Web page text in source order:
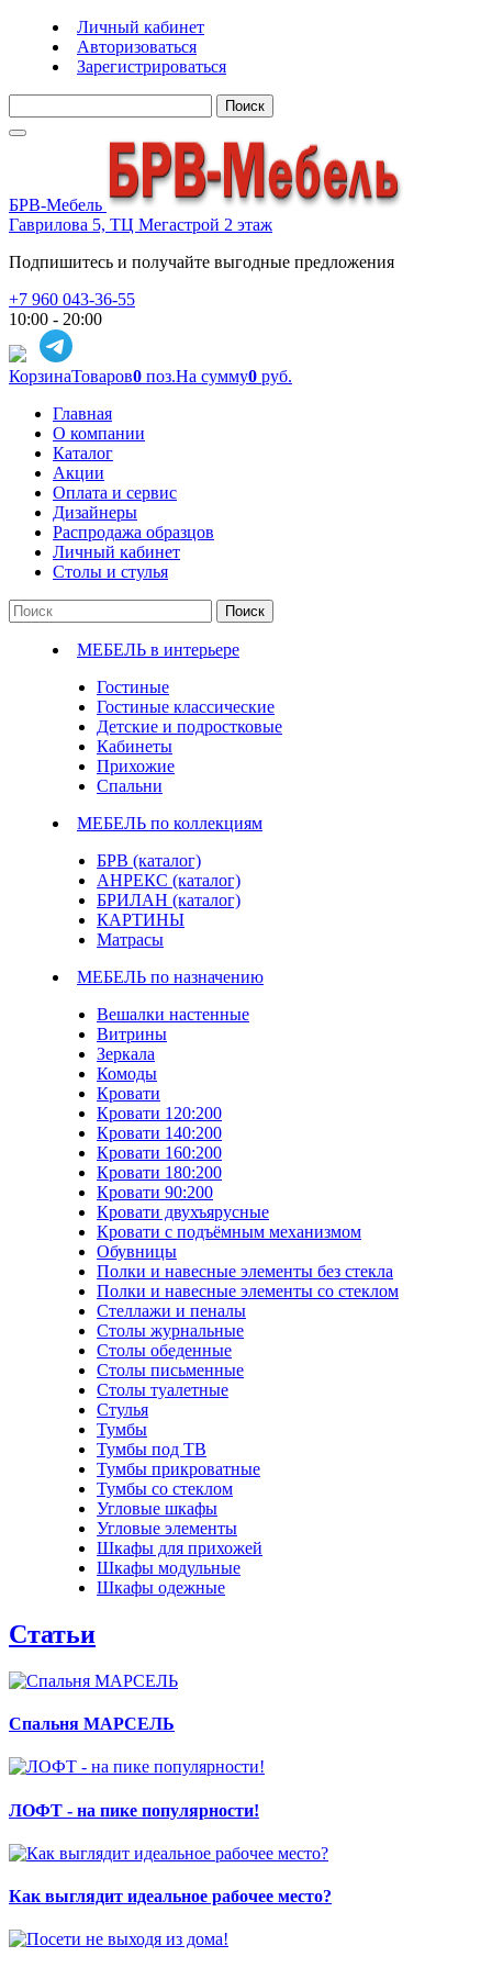
Личный кабинет
Авторизоваться
Зарегистрироваться
Поиск
БРВ-Мебель
Гаврилова 5, ТЦ Мегастрой 2 этаж
Подпишитесь и получайте выгодные предложения
+7 960 043-36-55
10:00 - 20:00
КорзинаТоваров0 поз.На сумму0 руб.
Главная
О компании
Каталог
Акции
Оплата и сервис
Дизайнеры
Распродажа образцов
Личный кабинет
Столы и стулья
Поиск
МЕБЕЛЬ в интерьере
Гостиные
Гостиные классические
Детские и подростковые
Кабинеты
Прихожие
Спальни
МЕБЕЛЬ по коллекциям
БРВ (каталог)
АНРЕКС (каталог)
БРИЛАН (каталог)
КАРТИНЫ
Матрасы
МЕБЕЛЬ по назначению
Вешалки настенные
Витрины
Зеркала
Комоды
Кровати
Кровати 120:200
Кровати 140:200
Кровати 160:200
Кровати 180:200
Кровати 90:200
Кровати двухъярусные
Кровати с подъёмным механизмом
Обувницы
Полки и навесные элементы без стекла
Полки и навесные элементы со стеклом
Стеллажи и пеналы
Столы журнальные
Столы обеденные
Столы письменные
Столы туалетные
Стулья
Тумбы
Тумбы под ТВ
Тумбы прикроватные
Тумбы со стеклом
Угловые шкафы
Угловые элементы
Шкафы для прихожей
Шкафы модульные
Шкафы одежные
Статьи
Спальня МАРСЕЛЬ
ЛОФТ - на пике популярности!
Как выглядит идеальное рабочее место?